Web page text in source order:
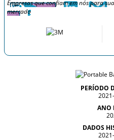
Empresas que confiam em nós para
mercado
PERÍODO
ANO
DADOS